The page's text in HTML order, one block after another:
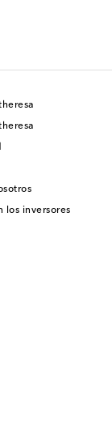
los inversores